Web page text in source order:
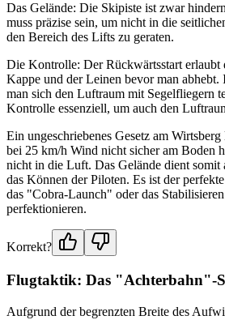
Das Gelände: Die Skipiste ist zwar
muss präzise sein, um nicht in die
den Bereich des Lifts zu geraten.
Die Kontrolle: Der Rückwärtsstart
Kappe und der Leinen bevor man abhebt.
man sich den Luftraum mit Segelfliegern
Kontrolle essenziell, um auch den
Ein ungeschriebenes Gesetz am
bei 25 km/h Wind nicht sicher am Boden
nicht in die Luft. Das Gelände dient
das Können der Piloten. Es ist der
das "Cobra-Launch" oder das
perfektionieren.
Korrekt?
Flugtaktik: Das "Achterbahn"-
Aufgrund der begrenzten Breite des